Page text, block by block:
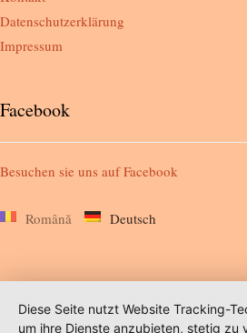
Diese Seite nutzt Website Tracking-
um ihre Dienste anzubieten, stetig zu
Datenschutzerklärung
Impressum
Facebook
Besuchen sie uns aufFacebook
Română Deutsch